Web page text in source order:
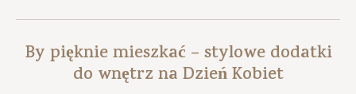
By pięknie mieszkać – stylowe dodatki
do wnętrz na Dzień Kobiet